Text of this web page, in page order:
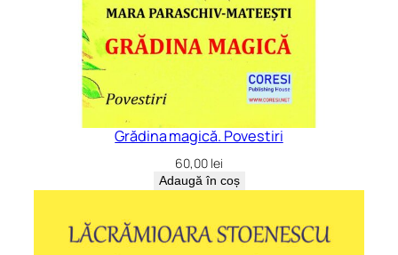
Grădina magică. Povestiri
60,00 lei
Adaugă în coș